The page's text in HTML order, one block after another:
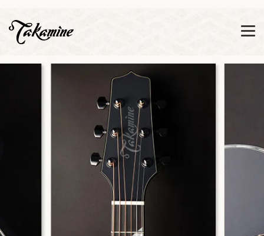
Diese Meldung nicht mehr anzeigen